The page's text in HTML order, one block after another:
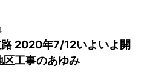
2020年7/12いよいよ開
区工事のあゆみ